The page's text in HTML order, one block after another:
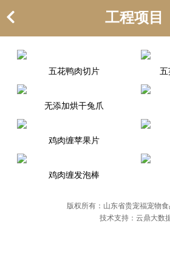
工程项目
五花鸭肉切片 五
无添加烘干兔爪
鸡肉缠苹果片
鸡肉缠发泡棒
版权所有：山东省贵宠福宠物食
技术支持：云鼎大数